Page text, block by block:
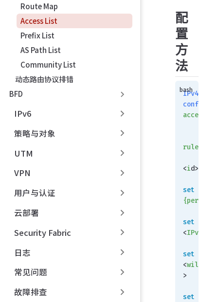
Route Map
Access List
Prefix List
AS Path List
Community List
动态路由协议排错
BFD
IPv6
策略与对象
UTM
VPN
用户与认证
云部署
Security Fabric
日志
常见问题
故障排查
配
置
方
法
IPv4:
config
access-
rule
<id>
set
{permit
set
<
set
<
>
set